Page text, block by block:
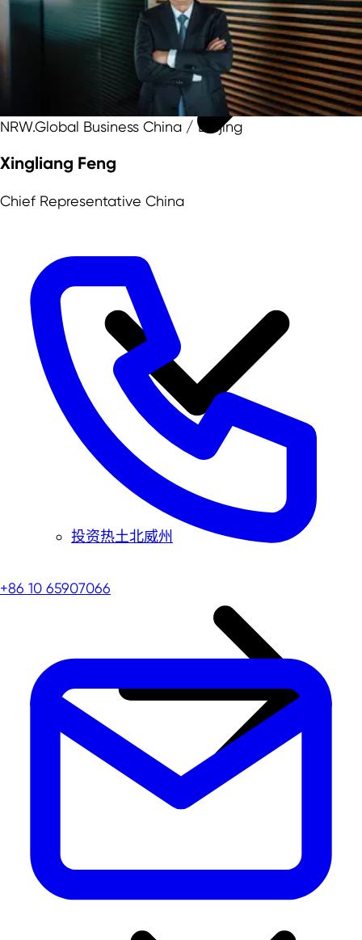
投资热土北威州
NRW.Global Business China / Beijing
Xingliang Feng
Chief Representative China
+86 10 65907066